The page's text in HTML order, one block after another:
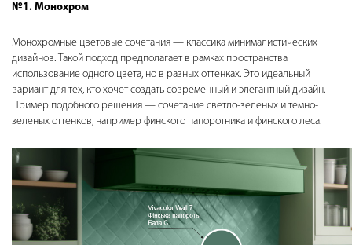
№1. Монохром
Монохромные цветовые сочетания — классика минималистических
дизайнов. Такой подход предполагает в рамках пространства
использование одного цвета, но в разных оттенках. Это идеальный
вариант для тех, кто хочет создать современный и элегантный дизайн.
Пример подобного решения — сочетание светло-зеленых и темно-
зеленых оттенков, например финского папоротника и финского леса.